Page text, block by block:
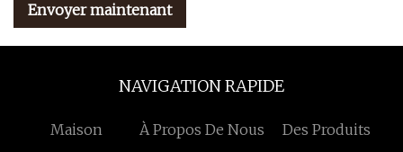
Envoyer maintenant
NAVIGATION RAPIDE
Maison À Propos De Nous Des Produits